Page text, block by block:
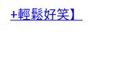
+輕鬆好笑】